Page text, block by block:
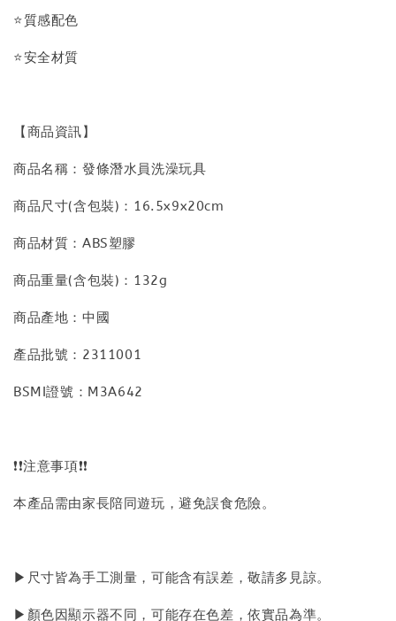
⭐質感配色
⭐安全材質
【商品資訊】
商品名稱：發條潛水員洗澡玩具
商品尺寸(含包裝)：16.5x9x20cm
商品材質：ABS塑膠
商品重量(含包裝)：132g
商品產地：中國
產品批號：2311001
BSMI證號：M3A642
❗❗注意事項❗❗
本產品需由家長陪同遊玩，避免誤食危險。
▶尺寸皆為手工測量，可能含有誤差，敬請多見諒。
▶顏色因顯示器不同，可能存在色差，依實品為準。